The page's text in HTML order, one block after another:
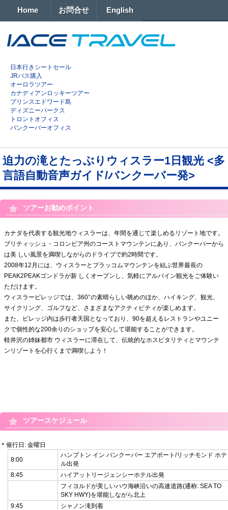
Home お問合せ English
日本行きシートセール
JRパス購入
オーロラツアー
カナディアンロッキーツアー
プリンスエドワード島
ディズニーパークス
トロントオフィス
バンクーバーオフィス
迫力の滝とたっぶりウィスラー1日観光 <多
言語自動音声ガイド/バンクーバー発>
ツアーお勧めポイント
カナダを代表する観光地ウィスラーは、年間を通じて楽しめるリゾート地です。
ブリティッシュ・コロンビア州のコーストマウンテンにあり、バンクーバーから
は美 しい風景を満喫しながらのドライブで約2時間です。
2008年12月には、ウィスラーとブラッコムマウンテンを結ぶ世界最長の
PEAK2PEAKゴンドラが新 しくオープンし、気軽にアルパイン観光をご体験い
ただけます。
ウィスラービレッジでは、360°の素晴らしい眺めのほか、ハイキング、観光、
サイクリング、ゴルフなど、さまざまなアクティビティが楽しめます。
また、ビレッジ内は歩行者天国となっており、90を超えるレストランやユニー
クで個性的な200余りのショップを安心して堪能することができます。
軽井沢の姉妹都市 ウィスラーに滞在して、伝統的なホスピタリティとマウンテ
ンリゾートを心行くまで満喫しよう！
ツアースケジュール
＊催行日: 金曜日
8:00
ハンプトン イン バンクーバー エアポート/リッチモンド ホテ
ル出発
8:45
ハイアットリージェンシーホテル出発
フィヨルドが美しいハウ海峡沿いの高速道路(通称: SEA TO
SKY HWY)を堪能しながら北上
9:45
シャノン滝到着